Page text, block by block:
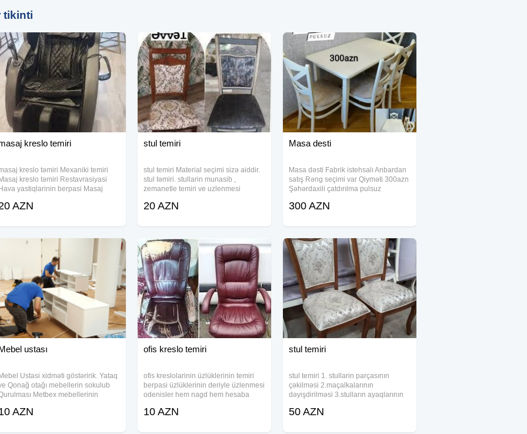
tikinti
kreslo temiri
kreslo təmiri Mexaniki temiri
Masaj kreslo təmiri Restavrasiyasi
Hava yastiqlarinin berpasi Masaj
quraşdırılması.
AZN
stul temiri
stul temiri Material seçimi sizə aiddir.
stul təmiri. stullarin munasib ,
zemanetle temiri ve uzlenmesi
sifarisler de goturulur. mebel ustası
20 AZN
Masa desti
Masa dəsti Fabrik istehsalı Anbardan
satış Rəng seçimi var Qiyməti 300azn
Şəhərdaxili çatdırılma pulsuz
300 AZN
ustası
Mebel Ustasi xidməti göstəririk. Yataq
Qonağ otağı mebellerin sokulub
Metbex mebellerinin
növ mebel sifarişi və yığılması
AZN
ofis kreslo temiri
ofis kreslolarinin üzlüklerinin temiri
berpasi üzlüklerinin deriyle üzlenmesi
odenisler hem nagd hem hesaba
10 AZN
stul temiri
stul temiri 1. stullarin parçasının
çəkilməsi 2.maçalkalarının
dəyişdirilməsi 3.stulların ayaqlarının
50 AZN